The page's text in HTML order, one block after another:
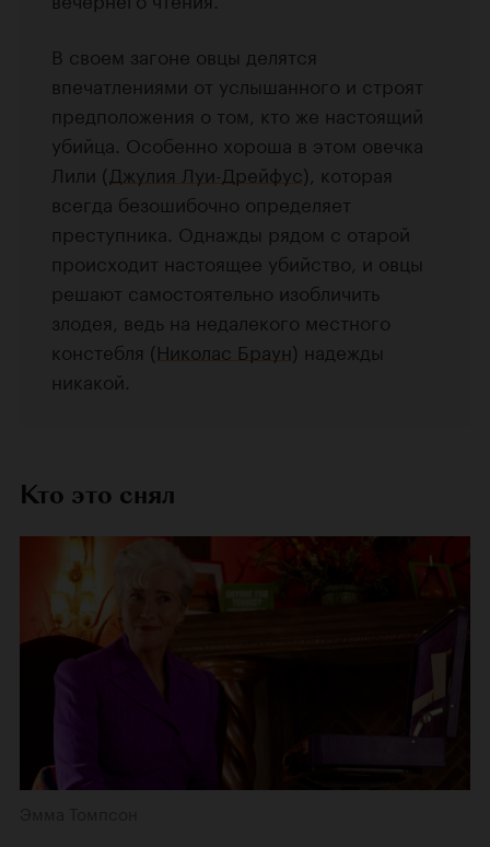
В своем загоне овцы делятся
впечатлениями от услышанного и строят
предположения о том, кто же настоящий
убийца. Особенно хороша в этом овечка
Лили (Джулия Луи-Дрейфус), которая
всегда безошибочно определяет
преступника. Однажды рядом с отарой
происходит настоящее убийство, и овцы
решают самостоятельно изобличить
злодея, ведь на недалекого местного
констебля (Николас Браун) надежды
никакой.
Кто это снял